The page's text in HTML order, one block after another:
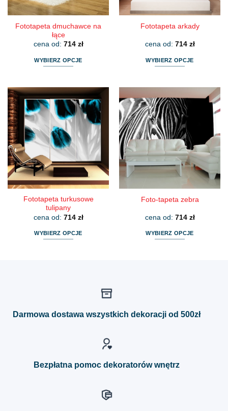
produktu
Fototapeta dmuchawce na
łące
cena od: 714 zł
WYBIERZ OPCJE
ma
wiele
wariantów.
Opcje
można
wybrać
na
stronie
produktu
Fototapeta arkady
cena od: 714 zł
WYBIERZ OPCJE
wiele
wariantów.
Opcje
można
wybrać
na
stronie
produktu
Fototapeta turkusowe
tulipany
cena od: 714 zł
WYBIERZ OPCJE
Foto-tapeta zebra
cena od: 714 zł
WYBIERZ OPCJE
można
Darmowa dostawa wszystkich dekoracji od 500zł
Bezpłatna pomoc dekoratorów wnętrz